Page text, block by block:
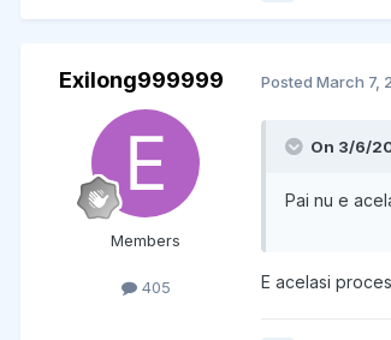
Exilong999999
Members
405
Posted March 7,
On 3/6/
Pai nu e
E acelasi